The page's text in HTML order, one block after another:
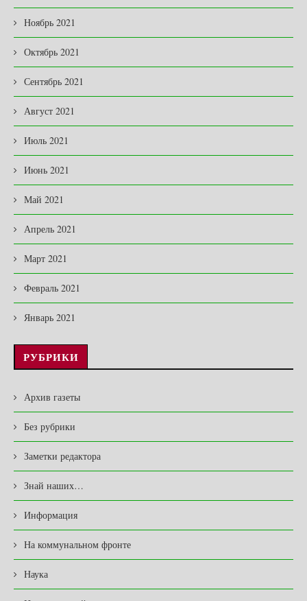
Ноябрь 2021
Октябрь 2021
Сентябрь 2021
Август 2021
Июль 2021
Июнь 2021
Май 2021
Апрель 2021
Март 2021
Февраль 2021
Январь 2021
РУБРИКИ
Архив газеты
Без рубрики
Заметки редактора
Знай наших…
Информация
На коммунальном фронте
Наука